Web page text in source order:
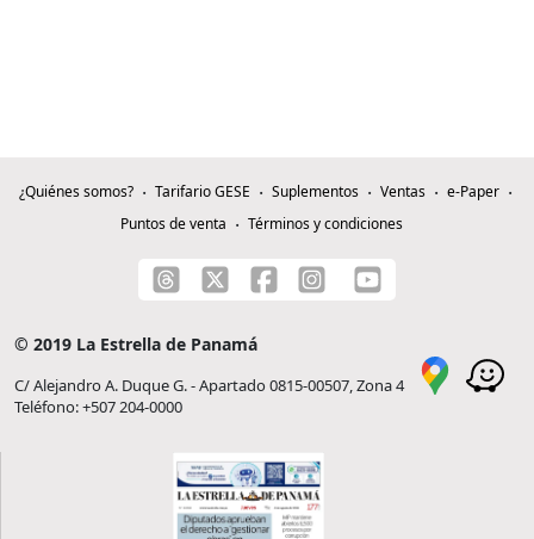
¿Quiénes somos? Tarifario GESE Suplementos Ventas
e-Paper
Puntos de venta
Términos y condiciones
© 2019 La Estrella de Panamá
C/ Alejandro A. Duque G. - Apartado 0815-00507, Zona 4
Teléfono: +507 204-0000